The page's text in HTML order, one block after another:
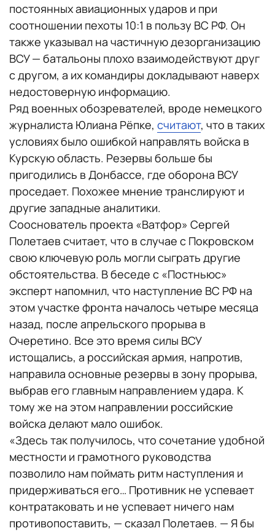
постоянных авиационных ударов и при
соотношении пехоты 10:1 в пользу ВС РФ. Он
также указывал на частичную дезорганизацию
ВСУ — батальоны плохо взаимодействуют друг
с другом, а их командиры докладывают наверх
недостоверную информацию.
Ряд военных обозревателей, вроде немецкого
журналиста Юлиана Рёпке, считают, что в таких
условиях было ошибкой направлять войска в
Курскую область. Резервы больше бы
пригодились в Донбассе, где оборона ВСУ
проседает. Похожее мнение транслируют и
другие западные аналитики.
Сооснователь проекта «Ватфор» Сергей
Полетаев считает, что в случае с Покровском
свою ключевую роль могли сыграть другие
обстоятельства. В беседе с «Постньюс»
эксперт напомнил, что наступление ВС РФ на
этом участке фронта началось четыре месяца
назад, после апрельского прорыва в
Очеретино. Все это время силы ВСУ
истощались, а российская армия, напротив,
направила основные резервы в зону прорыва,
выбрав его главным направлением удара. К
тому же на этом направлении российские
войска делают мало ошибок.
«Здесь так получилось, что сочетание удобной
местности и грамотного руководства
позволило нам поймать ритм наступления и
придерживаться его… Противник не успевает
контратаковать и не успевает ничего нам
противопоставить, — сказал Полетаев. — Я бы